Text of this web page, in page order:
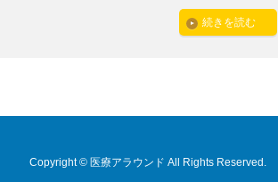
続きを読む
Copyright © 医療アラウンド All Rights Reserved.